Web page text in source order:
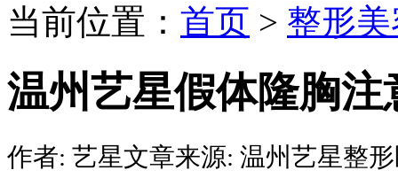
当前位置： 首页 > 整形
温州艺星假体隆胸注
作者: 艺星文章来源: 温州艺星整